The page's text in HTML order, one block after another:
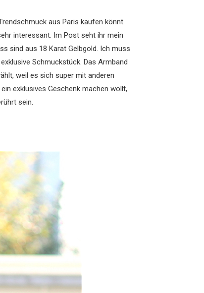
aus Paris kaufen könnt.
interessant. Im Post seht ihr mein
sind aus 18 Karat Gelbgold. Ich muss
Schmuckstück. Das Armband
weil es sich super mit anderen
exklusives Geschenk machen wollt,
sein.